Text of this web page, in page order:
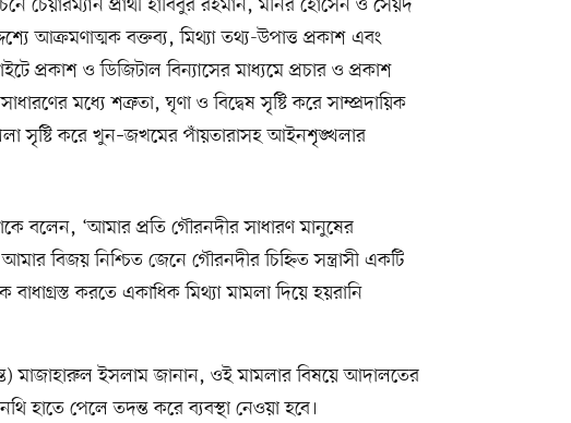
চেয়ারম্যান প্রার্থী হাবিবুর রহমান, মনির হোসেন ও সৈয়দ
আক্রমণাত্মক বক্তব্য, মিথ্যা তথ্য-উপাত্ত প্রকাশ এবং
প্রকাশ ও ডিজিটাল বিন্যাসের মাধ্যমে প্রচার ও প্রকাশ
মধ্যে শত্রুতা, ঘৃণা ও বিদ্বেষ সৃষ্টি করে সাম্প্রদায়িক
সৃষ্টি করে খুন–জখমের পাঁয়তারাসহ আইনশৃঙ্খলার
বলেন, ‘আমার প্রতি গৌরনদীর সাধারণ মানুষের
বিজয় নিশ্চিত জেনে গৌরনদীর চিহ্নিত সন্ত্রাসী একটি
করতে একাধিক মিথ্যা মামলা দিয়ে হয়রানি
মাজাহারুল ইসলাম জানান, ওই মামলার বিষয়ে আদালতের
হাতে পেলে তদন্ত করে ব্যবস্থা নেওয়া হবে।